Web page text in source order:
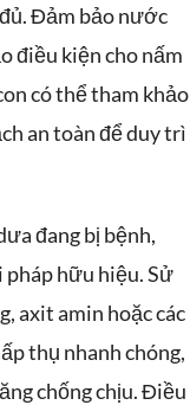
Đảm bảo nước
điều kiện cho nấm
có thể tham khảo
an toàn để duy trì
đang bị bệnh,
pháp hữu hiệu. Sử
axit amin hoặc các
thụ nhanh chóng,
chống chịu. Điều